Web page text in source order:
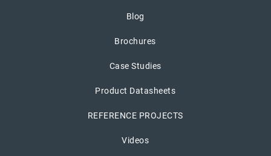
Blog
Brochures
Case Studies
Product Datasheets
REFERENCE PROJECTS
Videos